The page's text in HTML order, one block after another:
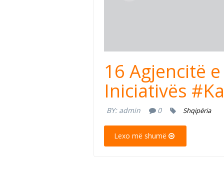
16 Agjencitë
Iniciativës
BY: admin 0 Shqipëria
Lexo më shumë